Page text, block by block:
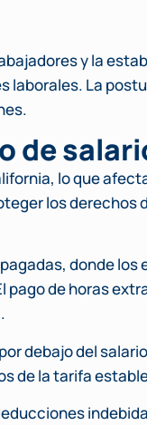
y la
laborales. La
de
lo que
los derechos
donde los
de horas
debajo del
de la tarifa